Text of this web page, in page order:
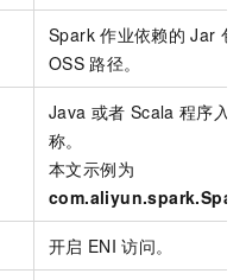
Spark 作业依赖的 Jar 包
OSS 路径。
Java 或者 Scala 程序入
称。
本文示例为
开启 ENI 访问。